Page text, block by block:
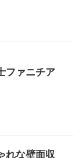
ファニチア
れな壁面収